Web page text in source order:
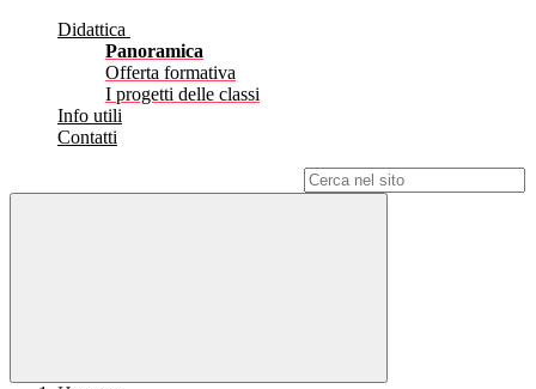
Didattica
Panoramica
Offerta formativa
I progetti delle classi
Info utili
Contatti